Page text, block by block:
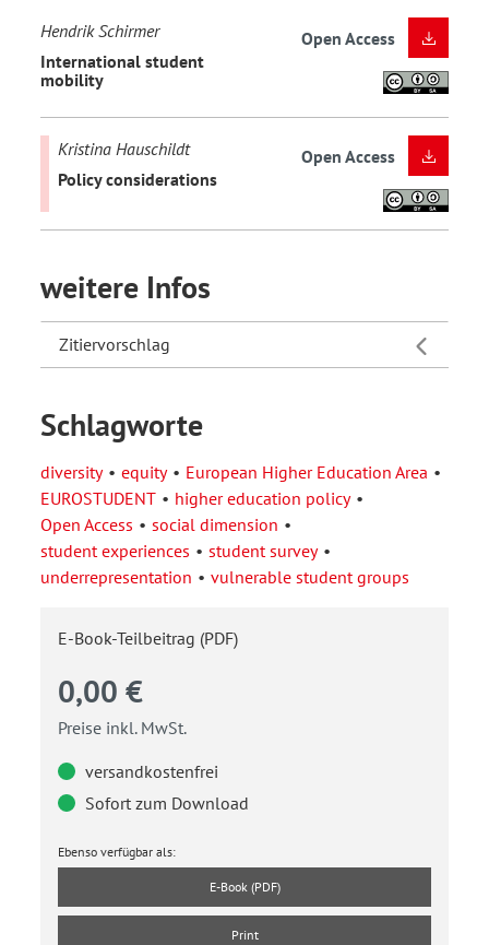
Hendrik Schirmer
International student
mobility
Open Access
Kristina Hauschildt
Policy considerations
Open Access
weitere Infos
Zitiervorschlag
Schlagworte
diversity equity
European Higher Education Area
EUROSTUDENT
higher education policy
Open Access
social dimension
student experiences
student survey
underrepresentation
vulnerable student groups
E-Book-Teilbeitrag (PDF)
0,00 €
Preise inkl. MwSt.
versandkostenfrei
Sofort zum Download
Ebenso verfügbar als:
E-Book (PDF)
Print